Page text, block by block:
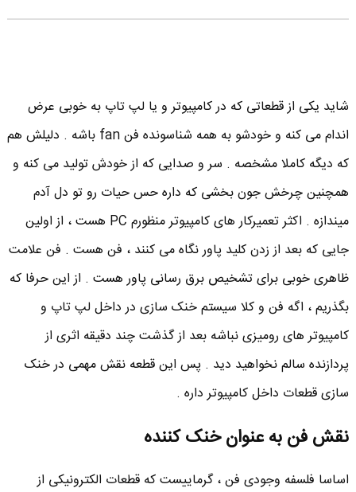
شاید یکی از قطعاتی که در کامپیوتر و یا لپ تاپ به خوبی عرض
اندام می کنه و خودشو به همه شناسونده فن fan باشه . دلیلش هم
که دیگه کاملا مشخصه . سر و صدایی که از خودش تولید می کنه و
همچنین چرخش جون بخشی که داره حس حیات رو تو دل آدم
میندازه . اکثر تعمیرکار های کامپیوتر منظورم PC هست ، از اولین
جایی که بعد از زدن کلید پاور نگاه می کنند ، فن هست . فن علامت
ظاهری خوبی برای تشخیص برق رسانی پاور هست . از این حرفا که
بگذریم ، اگه فن و کلا سیستم خنک سازی در داخل لپ تاپ و
کامپیوتر های رومیزی نباشه بعد از گذشت چند دقیقه اثری از
پردازنده سالم نخواهید دید . پس این قطعه نقش مهمی در خنک
سازی قطعات داخل کامپیوتر داره .
نقش فن به عنوان خنک کننده
اساسا فلسفه وجودی فن ، گرماییست که قطعات الکترونیکی از